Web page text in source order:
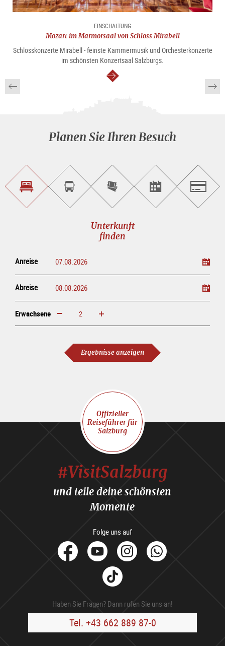
EINSCHALTUNG
Mozart im Marmorsaal von Schloss Mirabell
Schlosskonzerte Mirabell - feinste Kammermusik und Orchesterkonzerte
im schönsten Konzertsaal Salzburgs.
weiter
Planen Sie Ihren Besuch
Unterkunft<br>findenSightseeing<br>Tour
buchen
Tickets
online<br>kaufen
Events<br>finden
Unterkunft
finden
Anreise
Abreise
Erwachsene erhöhen verringern
Ergebnisse anzeigen
Offizieller
Reiseführer für
Salzburg
#VisitSalzburg
und teile deine schönsten
Momente
Folge uns auf
facebook
YoutubeInstagram
Tik
Tok
Haben Sie Fragen? Dann rufen Sie uns an!
Tel. +43 662 889 87-0